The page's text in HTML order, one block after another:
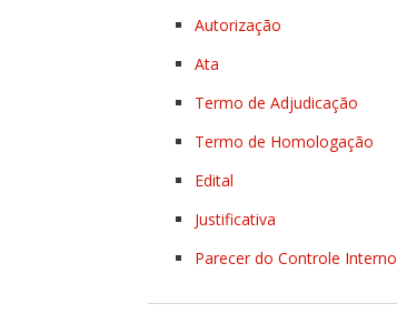
Autorização
Ata
Termo de Adjudicação
Termo de Homologação
Edital
Justificativa
Parecer do Controle Interno